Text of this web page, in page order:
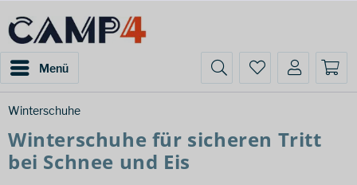
Menü
Winterschuhe
Winterschuhe für sicheren Tritt
bei Schnee und Eis